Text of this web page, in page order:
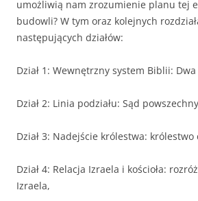
umożliwią nam zrozumienie planu tej
budowli? W tym oraz kolejnych
następujących działów:
Dział 1: Wewnętrzny system Biblii:
Dział 2: Linia podziału: Sąd
Dział 3: Nadejście królestwa:
Dział 4: Relacja Izraela i kościoła:
Izraela,